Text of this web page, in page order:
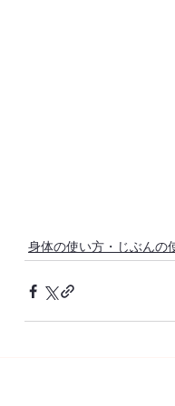
身体の使い方・じぶんの